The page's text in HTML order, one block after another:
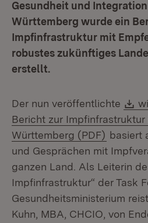
Gesundheit und
Württemberg wurde ein
Impfinfrastruktur mit
robustes zukünftiges
erstellt.
Der nun veröffentlichte
Bericht zur Impfinfrastruktur
Württemberg (PDF) (Öffnet
basiert
und Gesprächen mit
ganzen Land. Als Leiterin
Impfinfrastruktur“ der Task
Gesundheitsministerium
Kuhn, MBA, CHCIO, von